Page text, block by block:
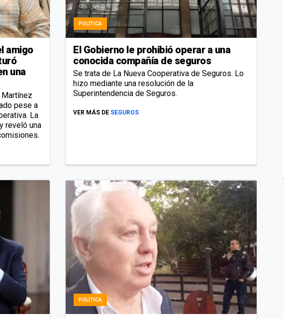
amigo
una
Martínez
pese a
La
reveló una
POLÍTICA
El Gobierno le prohibió operar a una
conocida compañía de seguros
Se trata de La Nueva Cooperativa de Seguros. Lo
hizo mediante una resolución de la
Superintendencia de Seguros.
VER MÁS DE SEGUROS
POLÍTICA